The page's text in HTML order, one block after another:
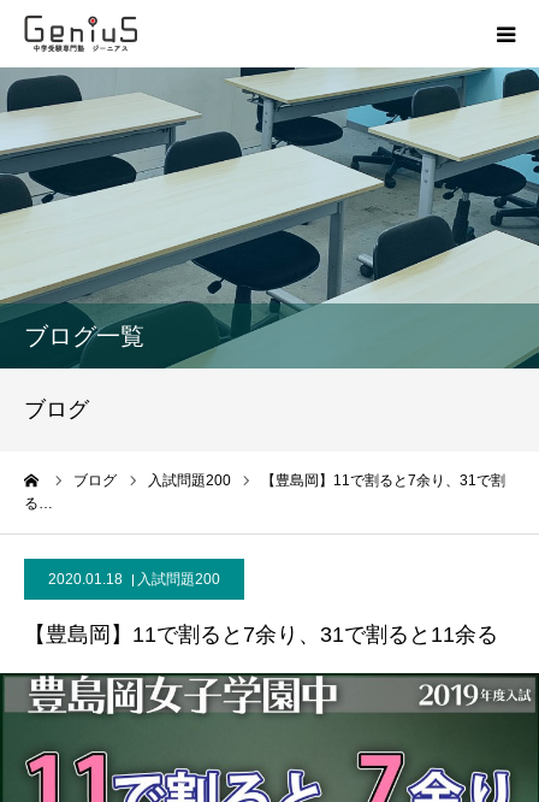
ブログ一覧
ブログ
ブログ 入試問題200
【豊島岡】11で割ると7余り、31で割
る…
2020.01.18 入試問題200
【豊島岡】11で割ると7余り、31で割ると11余る
授業
志望校別特訓
模試